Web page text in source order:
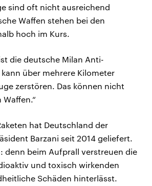
sind oft nicht ausreichend
Waffen stehen bei den
hoch im Kurs.
die deutsche Milan Anti-
kann über mehrere Kilometer
zerstören. Das können nicht
hat Deutschland der
Barzani seit 2014 geliefert.
denn beim Aufprall verstreuen die
und toxisch wirkenden
Schäden hinterlässt.